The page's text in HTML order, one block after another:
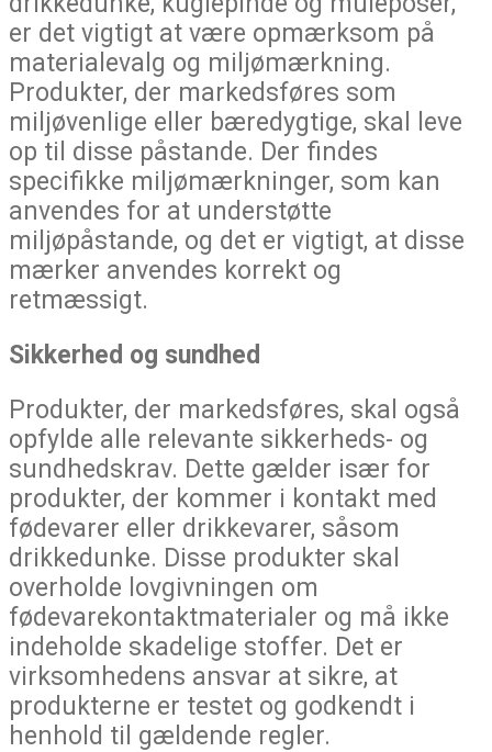
er det vigtigt at være opmærksom på
materialevalg og miljømærkning.
Produkter, der markedsføres som
miljøvenlige eller bæredygtige, skal leve
op til disse påstande. Der findes
specifikke miljømærkninger, som kan
anvendes for at understøtte
miljøpåstande, og det er vigtigt, at disse
mærker anvendes korrekt og
retmæssigt.
Sikkerhed og sundhed
Produkter, der markedsføres, skal også
opfylde alle relevante sikkerheds- og
sundhedskrav. Dette gælder især for
produkter, der kommer i kontakt med
fødevarer eller drikkevarer, såsom
drikkedunke. Disse produkter skal
overholde lovgivningen om
fødevarekontaktmaterialer og må ikke
indeholde skadelige stoffer. Det er
virksomhedens ansvar at sikre, at
produkterne er testet og godkendt i
henhold til gældende regler.